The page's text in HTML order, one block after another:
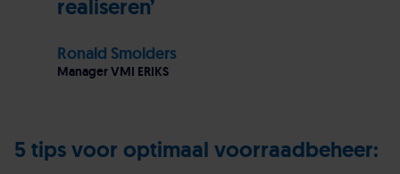
realiseren’
Ronald Smolders
Manager VMI ERIKS
5 tips voor optimaal voorraadbeheer: